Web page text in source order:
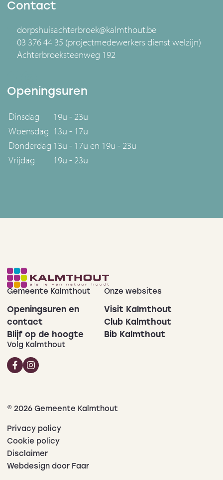
Contact
dorpshuisachterbroek@kalmthout.be
03 376 44 35 (projectmedewerkers dienst welzijn)
Achterbroeksteenweg 192
Openingsuren
Dinsdag
19u - 23u
Woensdag 13u - 17u
Donderdag 13u - 17u en 19u - 23u
Vrijdag
19u - 23u
Gemeente Kalmthout
Openingsuren en
contact
Blijf op de hoogte
Onze websites
Visit Kalmthout
Club Kalmthout
Bib Kalmthout
Volg Kalmthout
© 2026 Gemeente Kalmthout
Privacy policy
Cookie policy
Disclaimer
Webdesign door Faar